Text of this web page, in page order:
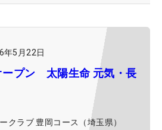
年5月22日
ープン 太陽生命 元気・長
クラブ 豊岡コース（埼玉県）